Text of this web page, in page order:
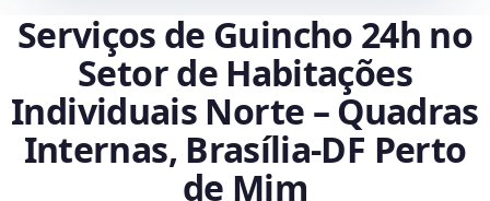
Serviços de Guincho 24h no
Setor de Habitações
Individuais Norte – Quadras
Internas, Brasília‑DF Perto
de Mim